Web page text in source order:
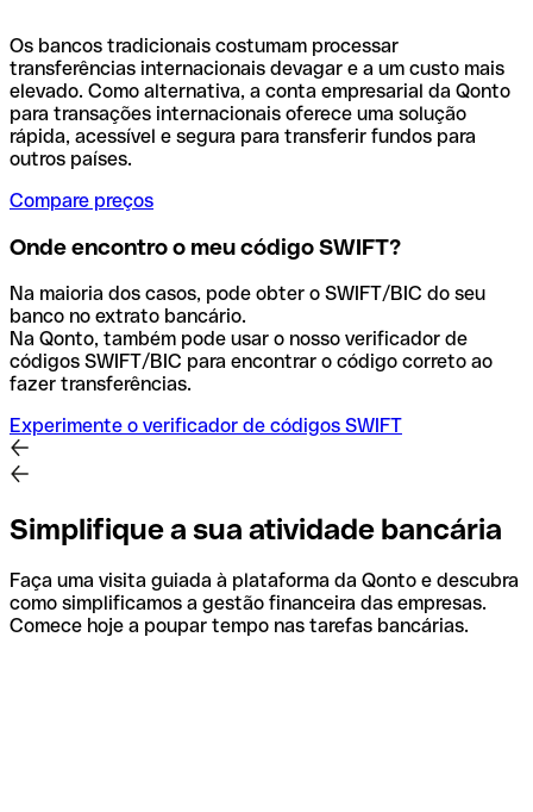
Os bancos tradicionais costumam processar
transferências internacionais devagar e a um custo mais
elevado. Como alternativa, a conta empresarial da Qonto
para transações internacionais oferece uma solução
rápida, acessível e segura para transferir fundos para
outros países.
Compare preços
Onde encontro o meu código SWIFT?
Na maioria dos casos, pode obter o SWIFT/BIC do seu
banco no extrato bancário.
Na Qonto, também pode usar o nosso verificador de
códigos SWIFT/BIC para encontrar o código correto ao
fazer transferências.
Experimente o verificador de códigos SWIFT
Simplifique a sua atividade bancária
Faça uma visita guiada à plataforma da Qonto e descubra
como simplificamos a gestão financeira das empresas.
Comece hoje a poupar tempo nas tarefas bancárias.